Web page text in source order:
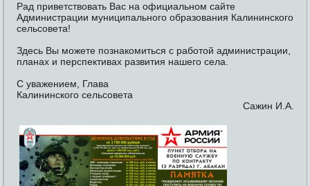
Рад приветствовать Вас на официальном сайте
Администрации муниципального образования Калининского
сельсовета!
Здесь Вы можете познакомиться с работой администрации,
планах и перспективах развития нашего села.
С уважением, Глава
Калининского сельсовета
Сажин И.А.